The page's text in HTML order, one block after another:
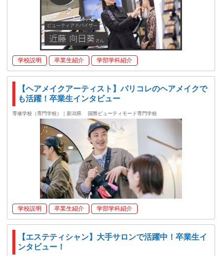
学校説明 卒業生紹介 学部学科紹介
【ヘアメイクアーティスト】パリコレのヘアメイクで
も活躍！卒業生インタビュー
専修学校（専門学校）｜新潟県 国際ビューティモード専門学校
学校説明 卒業生紹介 学部学科紹介
【エステティシャン】大手サロンで活躍中！卒業生イ
ンタビュー！